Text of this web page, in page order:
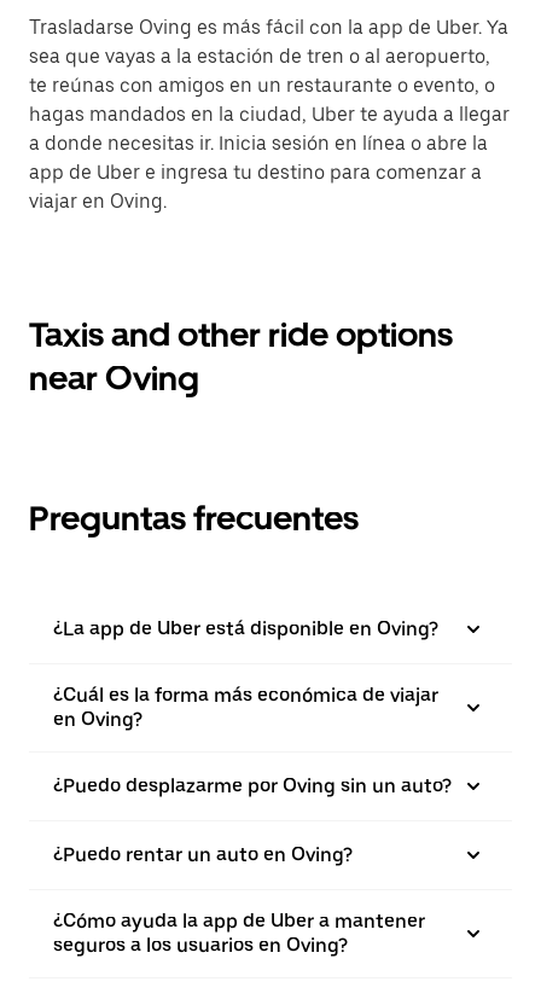
Trasladarse Oving es más fácil con la app de Uber. Ya
sea que vayas a la estación de tren o al aeropuerto,
te reúnas con amigos en un restaurante o evento, o
hagas mandados en la ciudad, Uber te ayuda a llegar
a donde necesitas ir. Inicia sesión en línea o abre la
app de Uber e ingresa tu destino para comenzar a
viajar en Oving.
Taxis and other ride options
near Oving
Preguntas frecuentes
¿La app de Uber está disponible en Oving?
¿Cuál es la forma más económica de viajar
en Oving?
¿Puedo desplazarme por Oving sin un auto?
¿Puedo rentar un auto en Oving?
¿Cómo ayuda la app de Uber a mantener
seguros a los usuarios en Oving?